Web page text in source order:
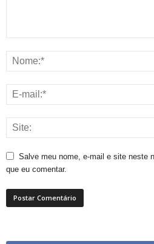
Salve meu nome, e-mail e site neste
que eu comentar.